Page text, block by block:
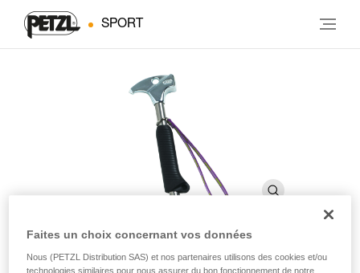
SPORT
Faites un choix concernant vos données
Nous (PETZL Distribution SAS) et nos partenaires utilisons des cookies et/ou
technologies similaires pour nous assurer du bon fonctionnement de notre